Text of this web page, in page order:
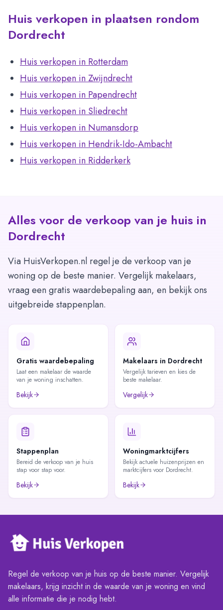
Huis verkopen in plaatsen rondom
Dordrecht
Huis verkopen in Rotterdam
Huis verkopen in Zwijndrecht
Huis verkopen in Papendrecht
Huis verkopen in Sliedrecht
Huis verkopen in Numansdorp
Huis verkopen in Hendrik-Ido-Ambacht
Huis verkopen in Ridderkerk
Alles voor de verkoop van je huis in
Dordrecht
Via HuisVerkopen.nl regel je de verkoop van je
woning op de beste manier. Vergelijk makelaars,
vraag een gratis waardebepaling aan, en bekijk ons
uitgebreide stappenplan.
Gratis waardebepaling
Laat een makelaar de waarde
van je woning inschatten.
Bekijk
Makelaars in Dordrecht
Vergelijk tarieven en kies de
beste makelaar.
Vergelijk
Stappenplan
Bereid de verkoop van je huis
stap voor stap voor.
Bekijk
Woningmarktcijfers
Bekijk actuele huizenprijzen en
marktcijfers voor Dordrecht.
Bekijk
Regel de verkoop van je huis op de beste manier. Vergelijk
makelaars, krijg inzicht in de waarde van je woning en vind
alle informatie die je nodig hebt.